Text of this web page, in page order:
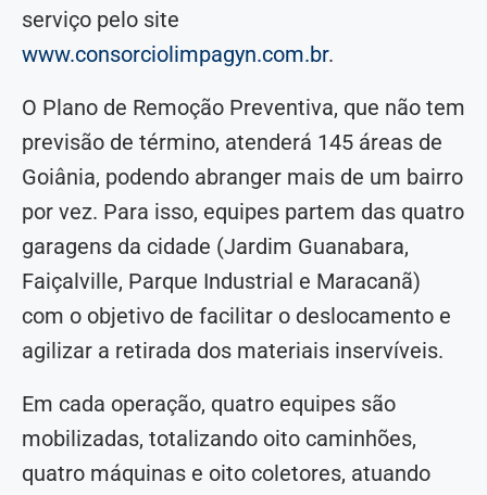
serviço pelo site
www.consorciolimpagyn.com.br.
O Plano de Remoção Preventiva, que não tem
previsão de término, atenderá 145 áreas de
Goiânia, podendo abranger mais de um bairro
por vez. Para isso, equipes partem das quatro
garagens da cidade (Jardim Guanabara,
Faiçalville, Parque Industrial e Maracanã)
com o objetivo de facilitar o deslocamento e
agilizar a retirada dos materiais inservíveis.
Em cada operação, quatro equipes são
mobilizadas, totalizando oito caminhões,
quatro máquinas e oito coletores, atuando